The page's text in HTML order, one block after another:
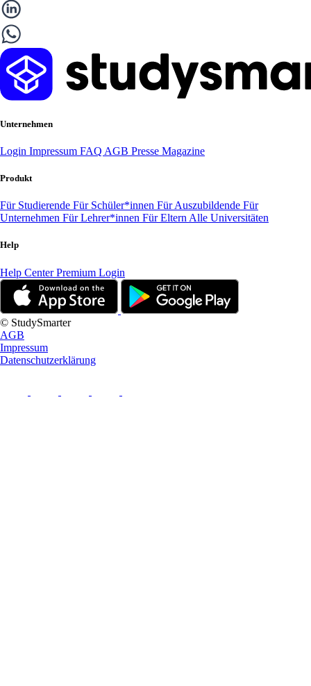
Unternehmen
Login Impressum FAQ AGB Presse Magazine
Produkt
Für Studierende Für Schüler*innen Für Auszubildende Für
Unternehmen Für Lehrer*innen Für Eltern Alle Universitäten
Help
Help CenterPremium Login
© StudySmarter
AGB
Impressum
Datenschutzerklärung